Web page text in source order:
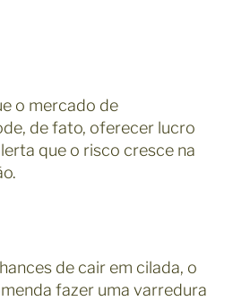
o mercado de
de fato, oferecer lucro
que o risco cresce na
de cair em cilada, o
fazer uma varredura